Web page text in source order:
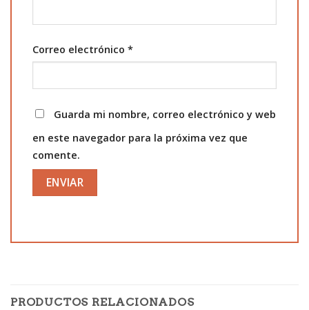
Correo electrónico *
Guarda mi nombre, correo electrónico y web
en este navegador para la próxima vez que
comente.
PRODUCTOS RELACIONADOS